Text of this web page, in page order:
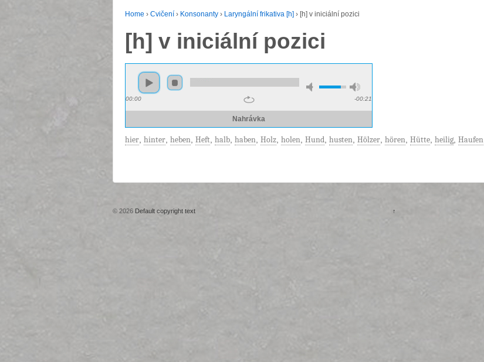
Home › Cvičení › Konsonanty › Laryngální frikativa [h] › [h] v iniciální pozici
[h] v iniciální pozici
00:00 -00:21
Nahrávka
hier hinter heben Heft halb haben Holz holen Hund husten Hölzer hören Hütte heilig Haufen
© 2026 Default copyright text ↑